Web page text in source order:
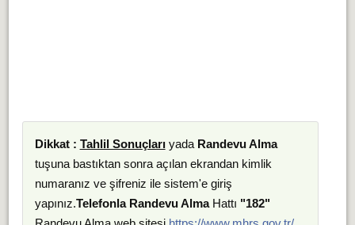
Dikkat : Tahlil Sonuçlarıyada Randevu Alma
tuşuna bastıktan sonra açılan ekrandan kimlik
numaranız ve şifreniz ile sistem'e giriş
yapınız.Telefonla Randevu AlmaHattı "182"